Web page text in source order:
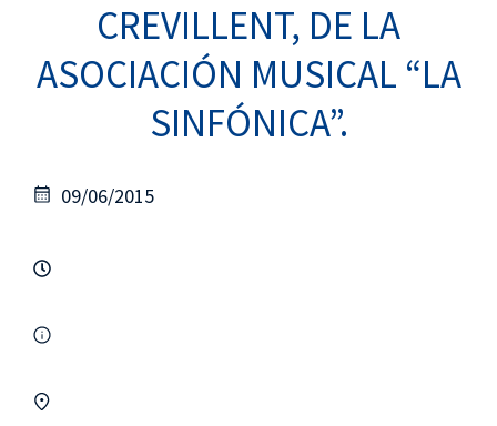
CREVILLENT, DE LA
ASOCIACIÓN MUSICAL “LA
SINFÓNICA”.
09/06/2015